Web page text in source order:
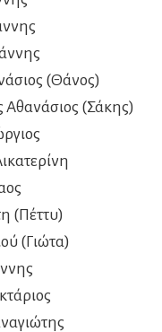
(Θάνος)
(Σάκης)
(Πέττυ)
(Γιώτα)